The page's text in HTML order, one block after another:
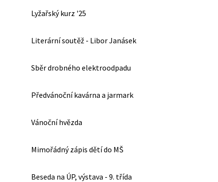
Lyžařský kurz '25
Literární soutěž - Libor Janásek
Sběr drobného elektroodpadu
Předvánoční kavárna a jarmark
Vánoční hvězda
Mimořádný zápis dětí do MŠ
Beseda na ÚP, výstava - 9. třída